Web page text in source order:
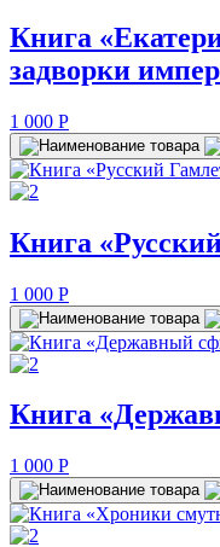
Книга
задворки
1 000 P
Книга
1 000 P
Книга
1 000 P